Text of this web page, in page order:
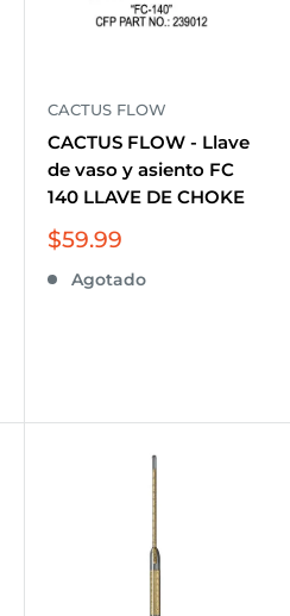
CACTUS FLOW
CACTUS FLOW - Llave
de vaso y asiento FC
140 LLAVE DE CHOKE
Precio
venta
$59.99
Agotado